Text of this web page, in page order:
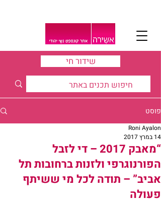
שידור חי
פוסט
“מאבק 2017 – די לזבל
הפורנוגרפי ולזנות ברחובות תל
אביב” – תודה לכל מי ששיתף
פעולה
Roni Ayalon
14 במרץ 2017